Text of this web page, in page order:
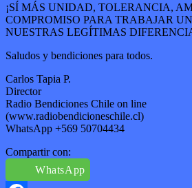
¡SÍ MÁS UNIDAD, TOLERANCIA,
COMPROMISO PARA TRABAJAR
NUESTRAS LEGÍTIMAS
Saludos y bendiciones para todos.
Carlos Tapia P.
Director
Radio Bendiciones Chile on line
(www.radiobendicioneschile.cl)
WhatsApp +569 50704434
Compartir con:
WhatsApp